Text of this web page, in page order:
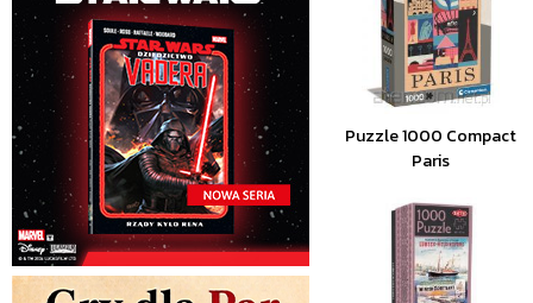
Puzzle 1000 Compact
Paris